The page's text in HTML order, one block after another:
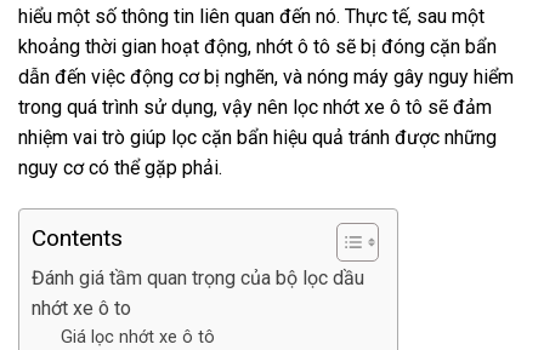
hiểu một số thông tin liên quan đến nó. Thực tế, sau một
khoảng thời gian hoạt động, nhớt ô tô sẽ bị đóng cặn bẩn
dẫn đến việc động cơ bị nghẽn, và nóng máy gây nguy hiểm
trong quá trình sử dụng, vậy nên lọc nhớt xe ô tô sẽ đảm
nhiệm vai trò giúp lọc cặn bẩn hiệu quả tránh được những
nguy cơ có thể gặp phải.
Contents
Đánh giá tầm quan trọng của bộ lọc dầu
nhớt xe ô to
Giá lọc nhớt xe ô tô